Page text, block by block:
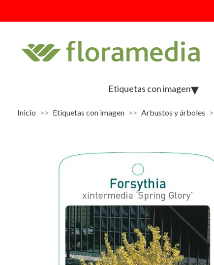
Etiquetas con imagen
Inicio Etiquetas con imagen Arbustos y árboles